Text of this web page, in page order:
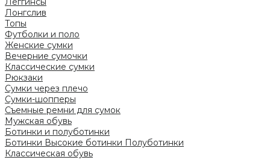
Лонгслив
Топы
Футболки и поло
Женские сумки
Вечерние сумочки
Классические сумки
Рюкзаки
Сумки через плечо
Сумки-шопперы
Съемные ремни для сумок
Мужская обувь
Ботинки и полуботинки
Ботинки Высокие ботинки Полуботинки
Классическая обувь